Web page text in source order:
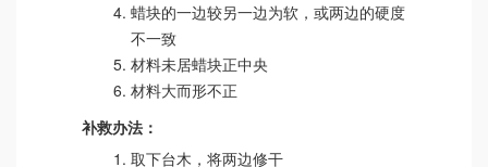
蜡块的一边较另一边为软，或两边的硬度
不一致
材料未居蜡块正中央
材料大而形不正
补救办法：
取下台木，将两边修干